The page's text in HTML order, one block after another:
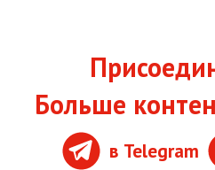
Больше
в Telegram